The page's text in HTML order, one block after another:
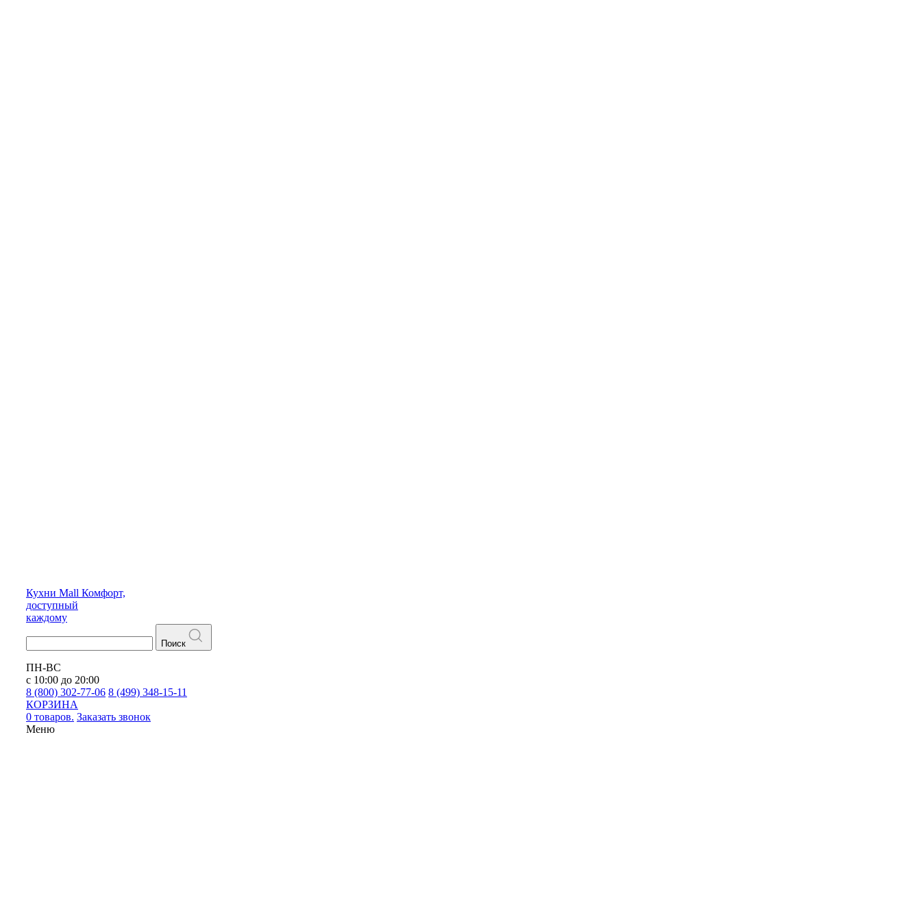
Кухни Mall Комфорт,
доступный
каждому
Поиск
ПН-ВС
с 10:00 до 20:00
8 (800) 302-77-06 8 (499) 348-15-11
КОРЗИНА
0 товаров. Заказать звонок
Меню